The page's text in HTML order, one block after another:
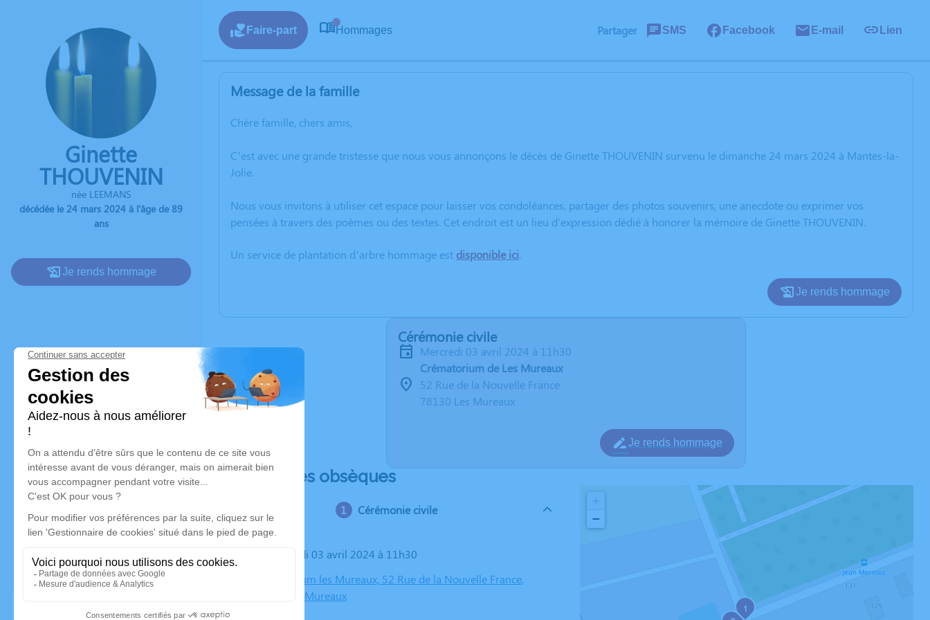
Ginette
THOUVENIN
née LEEMANS
décédée le 24 mars 2024 à l'âge de 89
ans
Je rends hommage
Faire-part Hommages Partager SMS Facebook E-mail Lien
Message de la famille
Chère famille, chers amis,
C’est avec une grande tristesse que nous vous annonçons le décès de Ginette THOUVENIN survenu le dimanche 24 mars 2024 à Mantes-la-
Jolie.
Nous vous invitons à utiliser cet espace pour laisser vos condoléances, partager des photos souvenirs, une anecdote ou exprimer vos
pensées à travers des poèmes ou des textes. Cet endroit est un lieu d'expression dédié à honorer la mémoire de Ginette THOUVENIN.
Un service de plantation d’arbre hommage est disponible ici.
Je rends hommage
Cérémonie civile
mercredi 03 avril 2024 à 11h30
Crématorium de Les Mureaux
52 Rue de la Nouvelle France
78130 Les Mureaux
Je rends hommage
Déroulé des obsèques
Cérémonie civile
Le mercredi 03 avril 2024 à 11h30
Crématorium les Mureaux, 52 Rue de la Nouvelle France,
78130 Les Mureaux
1
−